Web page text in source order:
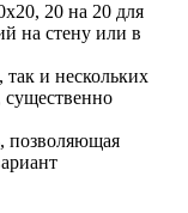
20 на 20 для
на стену или в
и нескольких
существенно
позволяющая